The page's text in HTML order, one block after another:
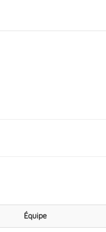
Équipe